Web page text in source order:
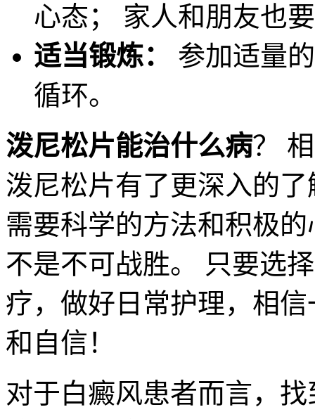
心态； 家人和朋友也
适当锻炼：
参加适量
循环。
泼尼松片能治什么病？
泼尼松片有了更深入的
需要科学的方法和积极
不是不可战胜。 只要选
疗，做好日常护理，相
和自信！
对于白癜风患者而言，